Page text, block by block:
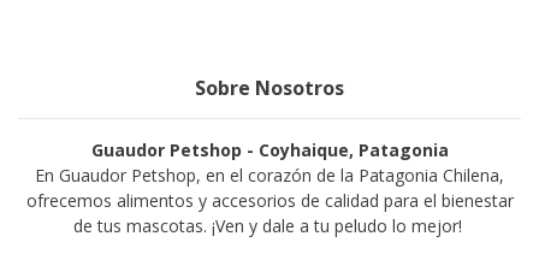
Sobre Nosotros
Guaudor Petshop - Coyhaique, Patagonia
En Guaudor Petshop, en el corazón de la Patagonia Chilena,
ofrecemos alimentos y accesorios de calidad para el bienestar
de tus mascotas. ¡Ven y dale a tu peludo lo mejor!